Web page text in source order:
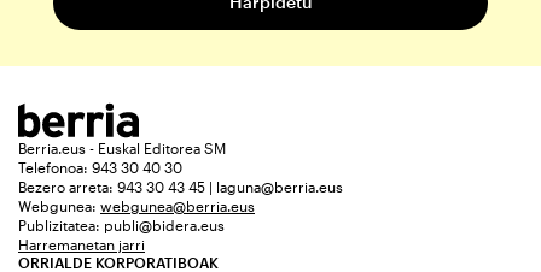
Berria.eus - Euskal Editorea SM
Telefonoa: 943 30 40 30
Bezero arreta: 943 30 43 45 | laguna@berria.eus
Webgunea: webgunea@berria.eus
Publizitatea: publi@bidera.eus
Harremanetan jarri
ORRIALDE KORPORATIBOAK